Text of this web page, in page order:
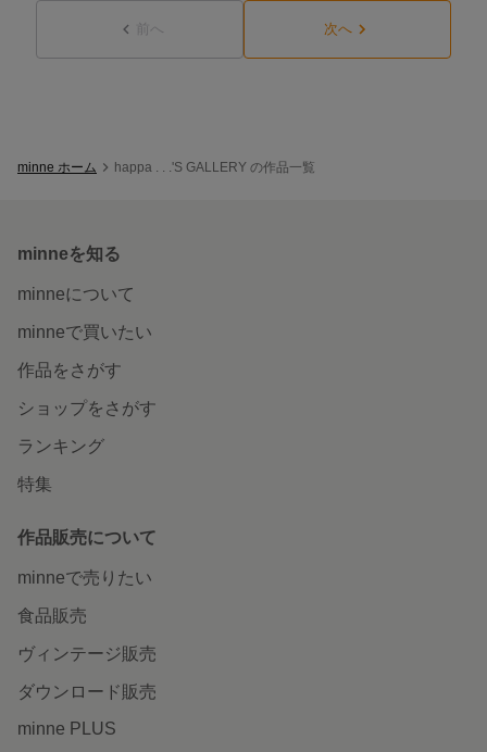
前へ 次へ
minne ホーム happa . . .'S GALLERY の作品一覧
minneを知る
minneについて
minneで買いたい
作品をさがす
ショップをさがす
ランキング
特集
作品販売について
minneで売りたい
食品販売
ヴィンテージ販売
ダウンロード販売
minne PLUS